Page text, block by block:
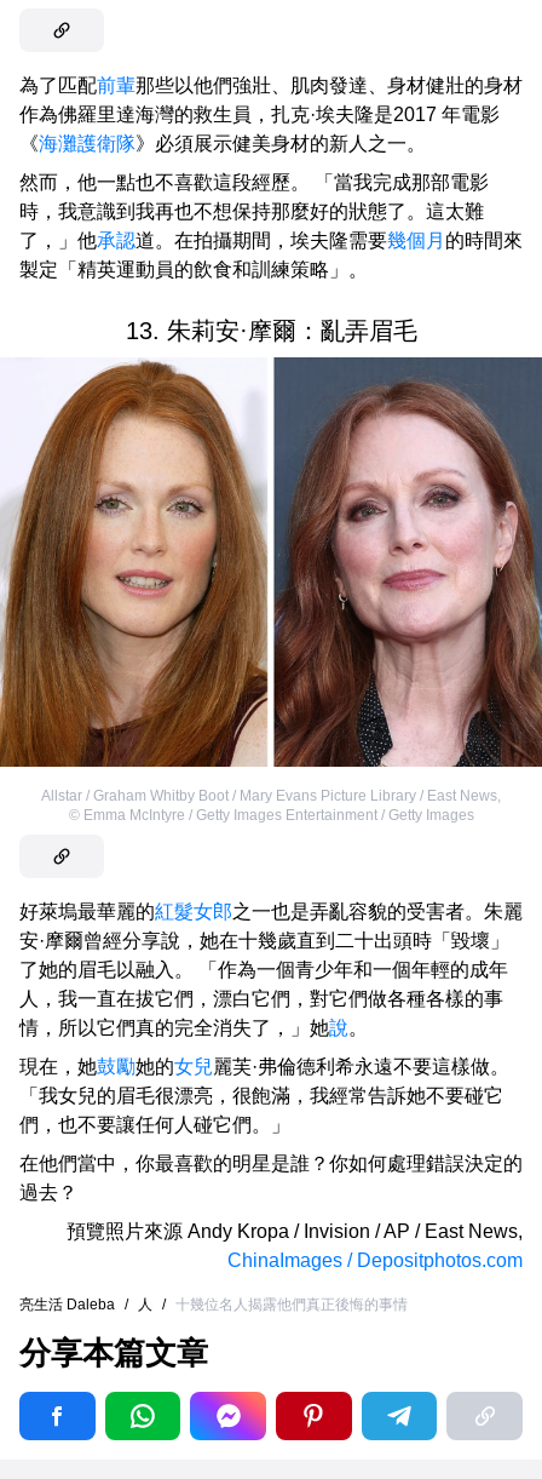
為了匹配前輩那些以他們強壯、肌肉發達、身材健壯的身材
作為佛羅里達海灣的救生員，扎克·埃夫隆是2017 年電影
《海灘護衛隊》必須展示健美身材的新人之一。
然而，他一點也不喜歡這段經歷。 「當我完成那部電影
時，我意識到我再也不想保持那麼好的狀態了。這太難
了，」他承認道。在拍攝期間，埃夫隆需要幾個月 的時間來
製定「精英運動員的飲食和訓練策略」。
13. 朱莉安·摩爾：亂弄眉毛
Allstar / Graham Whitby Boot / Mary Evans Picture Library / East News,
© Emma McIntyre / Getty Images Entertainment / Getty Images
好萊塢最華麗的紅髮女郎之一也是弄亂容貌的受害者。朱麗
安·摩爾曾經分享說，她在十幾歲直到二十出頭時「毀壞」
了她的眉毛以融入。 「作為一個青少年和一個年輕的成年
人，我一直在拔它們，漂白它們，對它們做各種各樣的事
情，所以它們真的完全消失了，」她說。
現在，她鼓勵她的女兒麗芙·弗倫德利希永遠不要這樣做。
「我女兒的眉毛很漂亮，很飽滿，我經常告訴她不要碰它
們，也不要讓任何人碰它們。」
在他們當中，你最喜歡的明星是誰？你如何處理錯誤決定的
過去？
預覽照片來源 Andy Kropa / Invision / AP / East News,
ChinaImages / Depositphotos.com
亮生活 Daleba / 人 / 十幾位名人揭露他們真正後悔的事情
分享本篇文章